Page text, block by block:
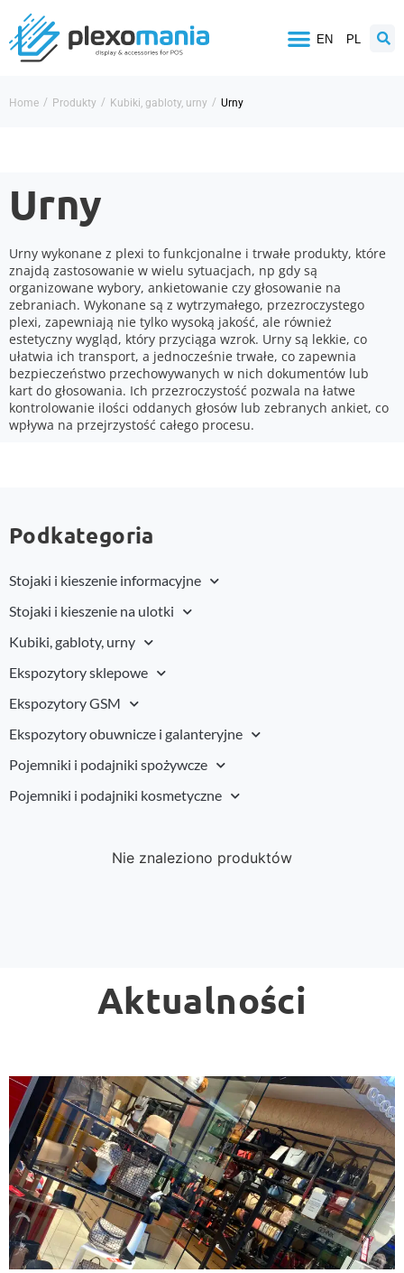
EN PL
Home / Produkty / Kubiki, gabloty, urny / Urny
Urny
Urny wykonane z plexi to funkcjonalne i trwałe produkty, które
znajdą zastosowanie w wielu sytuacjach, np gdy są
organizowane wybory, ankietowanie czy głosowanie na
zebraniach. Wykonane są z wytrzymałego, przezroczystego
plexi, zapewniają nie tylko wysoką jakość, ale również
estetyczny wygląd, który przyciąga wzrok. Urny są lekkie, co
ułatwia ich transport, a jednocześnie trwałe, co zapewnia
bezpieczeństwo przechowywanych w nich dokumentów lub
kart do głosowania. Ich przezroczystość pozwala na łatwe
kontrolowanie ilości oddanych głosów lub zebranych ankiet, co
wpływa na przejrzystość całego procesu.
Podkategoria
Stojaki i kieszenie informacyjne
Stojaki i kieszenie na ulotki
Kubiki, gabloty, urny
Ekspozytory sklepowe
Ekspozytory GSM
Ekspozytory obuwnicze i galanteryjne
Pojemniki i podajniki spożywcze
Pojemniki i podajniki kosmetyczne
Nie znaleziono produktów
Aktualności